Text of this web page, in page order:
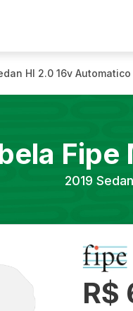
Hl 2.0 16v Automatico
Fipe
2019
R$